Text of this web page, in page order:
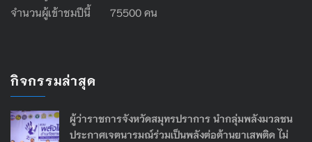
จำนวนผู้เข้าชมปีนี้ 75500 คน
กิจกรรมล่าสุด
ผู้ว่าราชการจังหวัดสมุทรปราการ นำกลุ่มพลังมวลชน
ประกาศเจตนารมณ์ร่วมเป็นพลังต่อต้านยาเสพติด ไม่